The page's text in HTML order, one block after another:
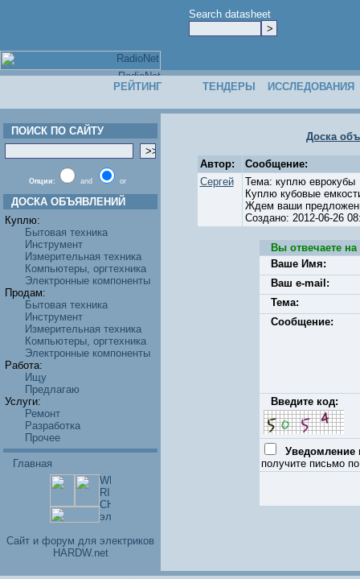
Search datasheet
РЕЙТИНГ ТЕНДЕРЫ ИССЛЕДОВАНИЯ
ПОИСК ПО САЙТУ
Опции: and or
ДОСКА ОБЪЯВЛЕНИЙ
Куплю:
Бытовая техника
Инструмент
Измерительная техника
Компьютеры, оргтехника
Электронные компоненты
Продам:
Бытовая техника
Инструмент
Измерительная техника
Компьютеры, оргтехника
Электронные компоненты
Работа:
Ищу
Предлагаю
Услуги:
Ремонт
Разработка
Прочее
Главная
Cайт и форум для электриков
HARDW.net
Доска
Автор:
Сообщение:
Сергей
Тема: куплю еврокубы
Куплю кубовые
Ждем ваши
Создано: 2012-06-26
Вы отвечаете
Ваше Имя:
Ваш e-mail:
Тема:
Сообщение:
Введите код:
Уведомление
получите письмо